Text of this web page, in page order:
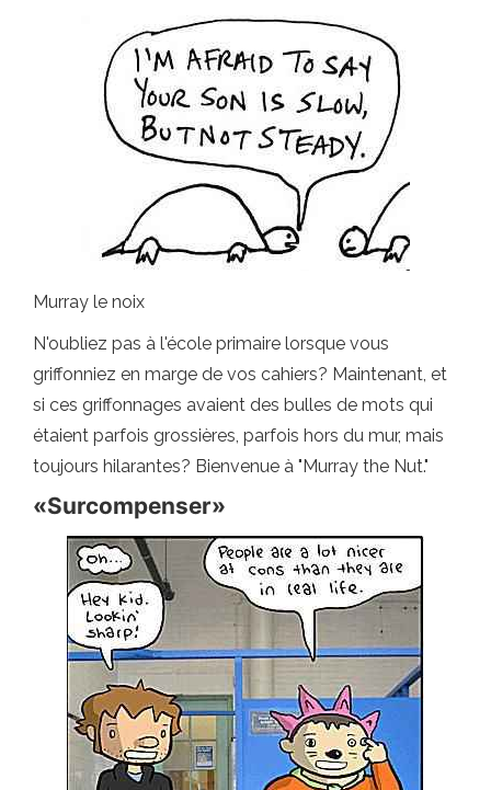
Murray le noix
N'oubliez pas à l'école primaire lorsque vous
griffonniez en marge de vos cahiers? Maintenant, et
si ces griffonnages avaient des bulles de mots qui
étaient parfois grossières, parfois hors du mur, mais
toujours hilarantes? Bienvenue à "Murray the Nut."
«Surcompenser»